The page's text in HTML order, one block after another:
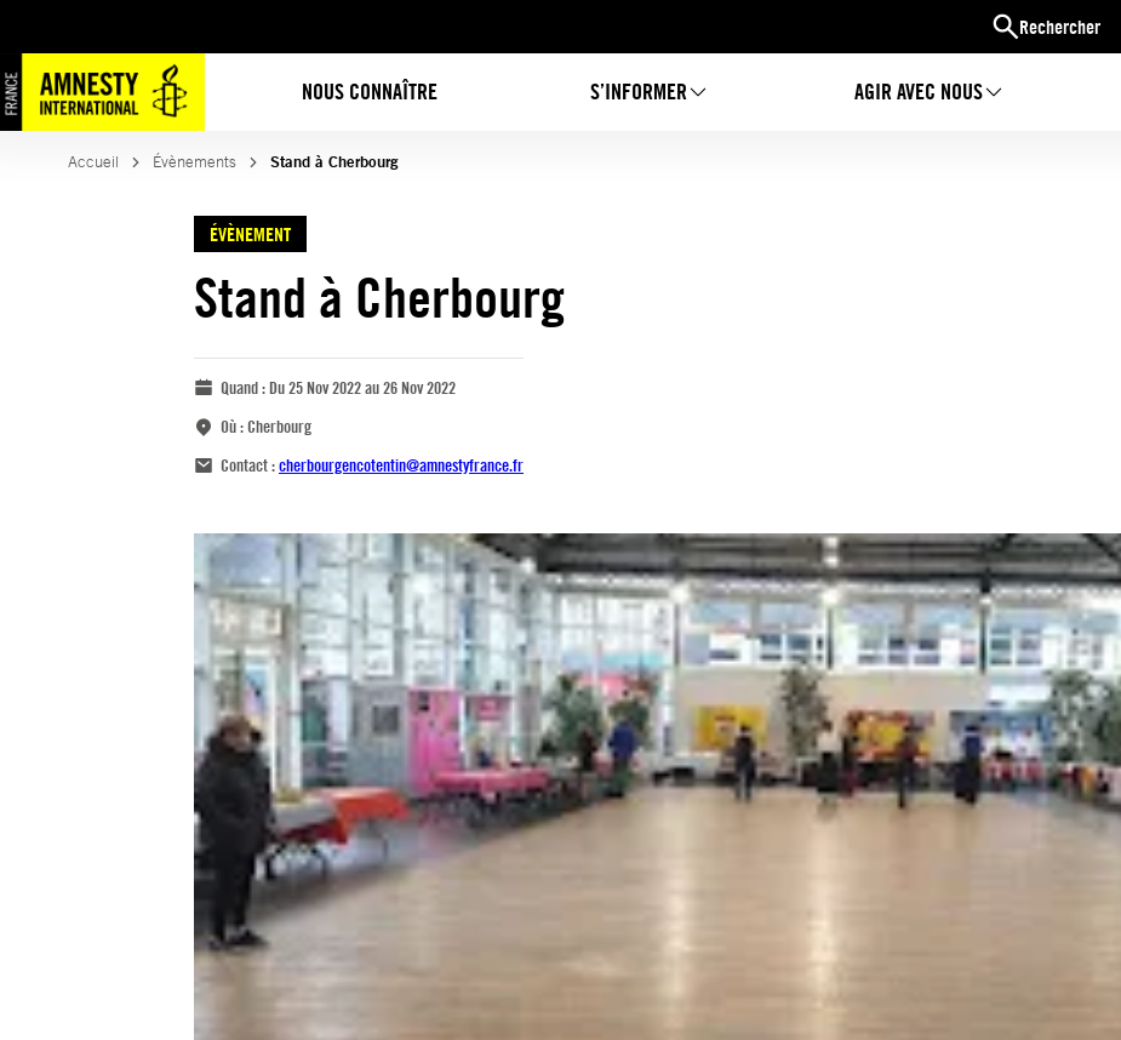
Rechercher
NOUS CONNAÎTRE S’INFORMER AGIR AVEC NOUS
Accueil Évènements Stand à Cherbourg
ÉVÈNEMENT
Stand à Cherbourg
Quand :Du 25 Nov 2022 au 26 Nov 2022
Où :Cherbourg
Contact :cherbourgencotentin@amnestyfrance.fr